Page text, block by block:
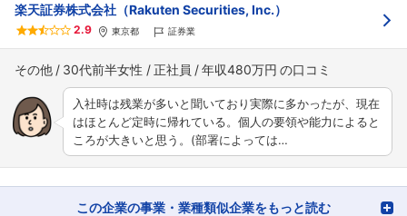
楽天証券株式会社（Rakuten Securities, Inc.）
2.9 東京都 証券業
その他 30代前半女性 正社員 年収480万円
入社時は残業が多いと聞いており実際に多かったが、現在
はほとんど定時に帰れている。個人の要領や能力によると
ころが大きいと思う。(部署によっては…
この企業の事業・業種類似企業をもっと読む